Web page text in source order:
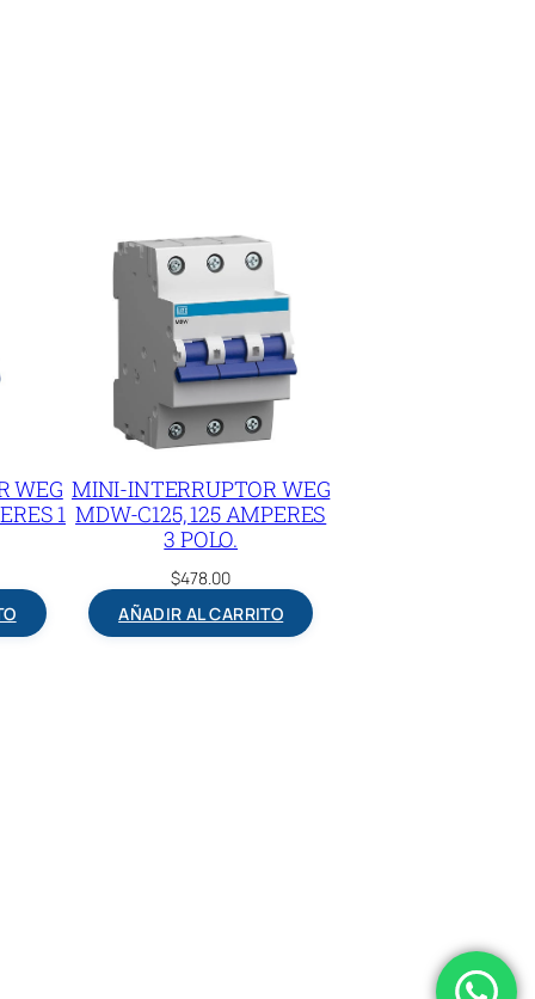
WEG
1
MINI-INTERRUPTOR WEG
MDW-C125, 125 AMPERES
3 POLO.
$478.00
AÑADIR AL CARRITO